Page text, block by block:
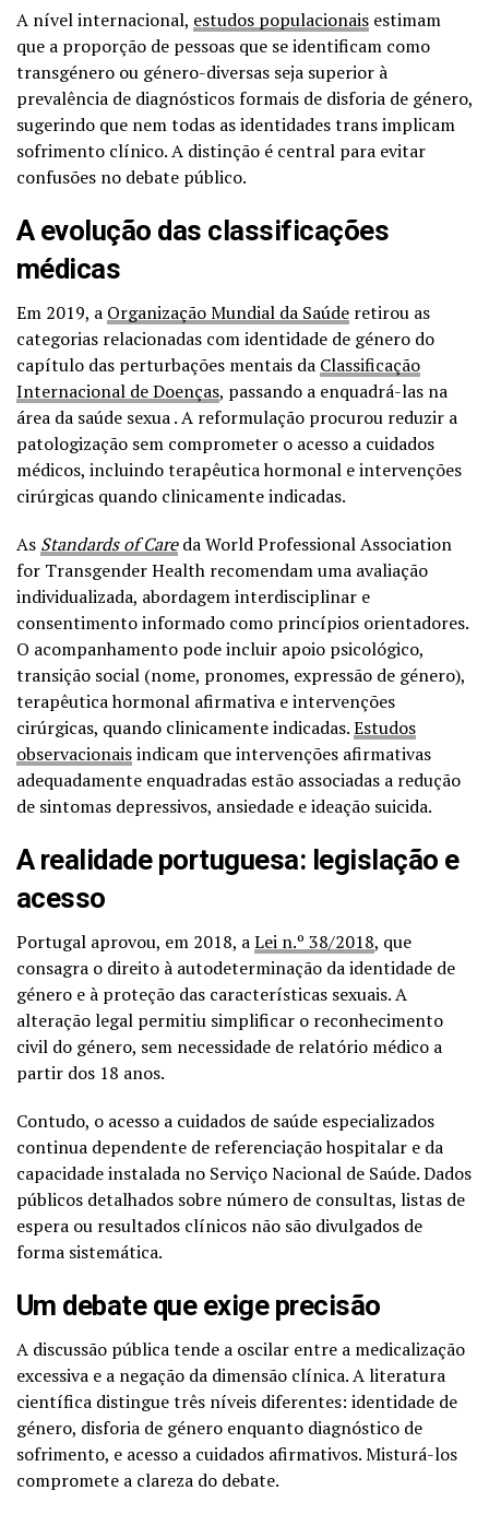
A nível internacional, estudos populacionais estimam
que a proporção de pessoas que se identificam como
transgénero ou género-diversas seja superior à
prevalência de diagnósticos formais de disforia de género,
sugerindo que nem todas as identidades trans implicam
sofrimento clínico. A distinção é central para evitar
confusões no debate público.
A evolução das classificações
médicas
Em 2019, a Organização Mundial da Saúde retirou as
categorias relacionadas com identidade de género do
capítulo das perturbações mentais da Classificação
Internacional de Doenças, passando a enquadrá-las na
área da saúde sexua. A reformulação procurou reduzir a
patologização sem comprometer o acesso a cuidados
médicos, incluindo terapêutica hormonal e intervenções
cirúrgicas quando clinicamente indicadas.
As Standards of Careda World Professional Association
for Transgender Health recomendam uma avaliação
individualizada, abordagem interdisciplinar e
consentimento informado como princípios orientadores.
O acompanhamento pode incluir apoio psicológico,
transição social (nome, pronomes, expressão de género),
terapêutica hormonal afirmativa e intervenções
cirúrgicas, quando clinicamente indicadas.Estudos
observacionaisindicam que intervenções afirmativas
adequadamente enquadradas estão associadas a redução
de sintomas depressivos, ansiedade e ideação suicida.
A realidade portuguesa: legislação e
acesso
Portugal aprovou, em 2018, aLei n.º 38/2018, que
consagra o direito à autodeterminação da identidade de
género e à proteção das características sexuais. A
alteração legal permitiu simplificar o reconhecimento
civil do género, sem necessidade de relatório médico a
partir dos 18 anos.
Contudo, o acesso a cuidados de saúde especializados
continua dependente de referenciação hospitalar e da
capacidade instalada no Serviço Nacional de Saúde. Dados
públicos detalhados sobre número de consultas, listas de
espera ou resultados clínicos não são divulgados de
forma sistemática.
Um debate que exige precisão
A discussão pública tende a oscilar entre a medicalização
excessiva e a negação da dimensão clínica. A literatura
científica distingue três níveis diferentes: identidade de
género, disforia de género enquanto diagnóstico de
sofrimento, e acesso a cuidados afirmativos. Misturá-los
compromete a clareza do debate.